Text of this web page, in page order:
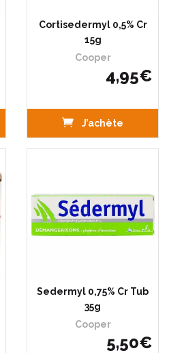
Cortisedermyl 0,5% Cr
15g
Cooper
4,95€
J’achète
Sedermyl 0,75% Cr Tub
35g
Cooper
5,50€